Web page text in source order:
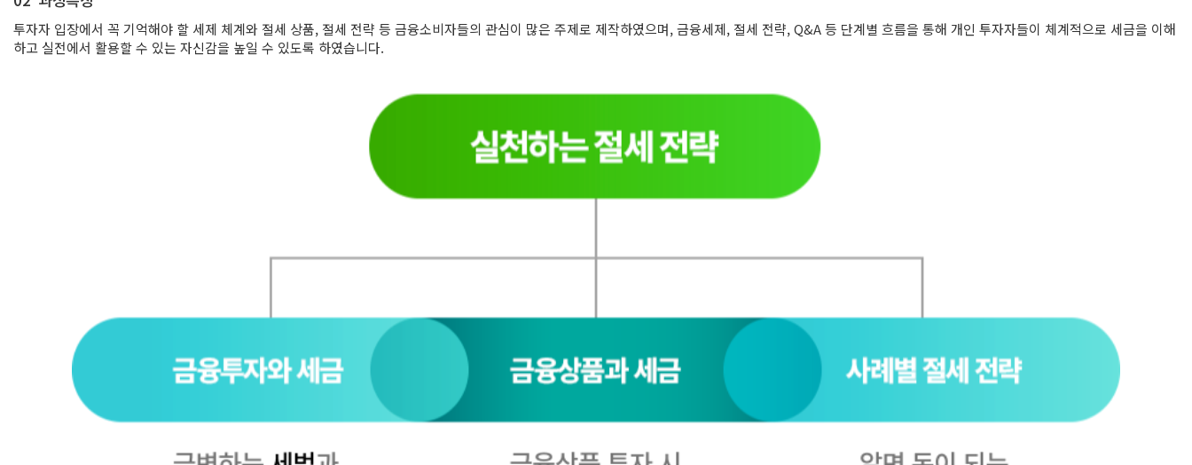
투자자 입장에서 꼭 기억해야 할 세제 체계와 절세 상품, 절세 전략 등 금융소비자들의 관심이 많은 주제로 제작하였으며, 금융세제, 절세 전략, Q&A 등 단계별 흐름을 통해 개인 투자자들이 체계적으로 세금을 이해
하고 실전에서 활용할 수 있는 자신감을 높일 수 있도록 하였습니다.